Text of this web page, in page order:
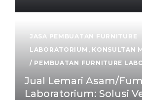
JASA PEMBUATAN FURNITURE
LABORATORIUM , KONSULTAN
/ PEMBUATAN FURNITURE
Jual Lemari Asam/
Laboratorium: Solusi